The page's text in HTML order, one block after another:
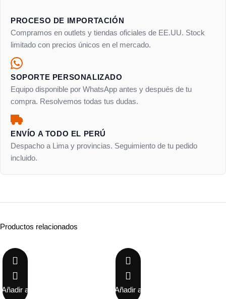
PROCESO DE IMPORTACIÓN
Compramos en outlets y tiendas oficiales de EE.UU. Stock
limitado con precios únicos en el mercado.
SOPORTE PERSONALIZADO
Equipo disponible por WhatsApp antes y después de tu
compra. Resolvemos todas tus dudas.
ENVÍO A TODO EL PERÚ
Despacho a Lima y provincias. Seguimiento de tu pedido
incluido.
Productos relacionados
-20%
Añadir a
-16%
Añadir a